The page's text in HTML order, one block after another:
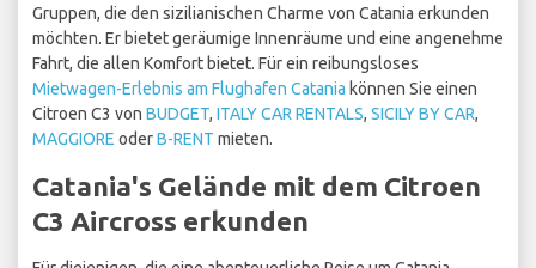
Gruppen, die den sizilianischen Charme von Catania erkunden
möchten. Er bietet geräumige Innenräume und eine angenehme
Fahrt, die allen Komfort bietet. Für ein reibungsloses
Mietwagen-Erlebnis am Flughafen Catania können Sie einen
Citroen C3 von BUDGET, ITALY CAR RENTALS, SICILY BY CAR,
MAGGIORE oderB-RENT mieten.
Catania's Gelände mit dem Citroen
C3 Aircross erkunden